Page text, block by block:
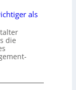
als
die